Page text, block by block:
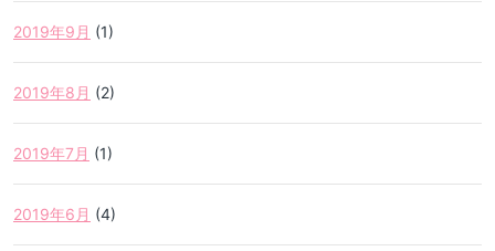
2019年9月 (1)
2019年8月 (2)
2019年7月 (1)
2019年6月 (4)